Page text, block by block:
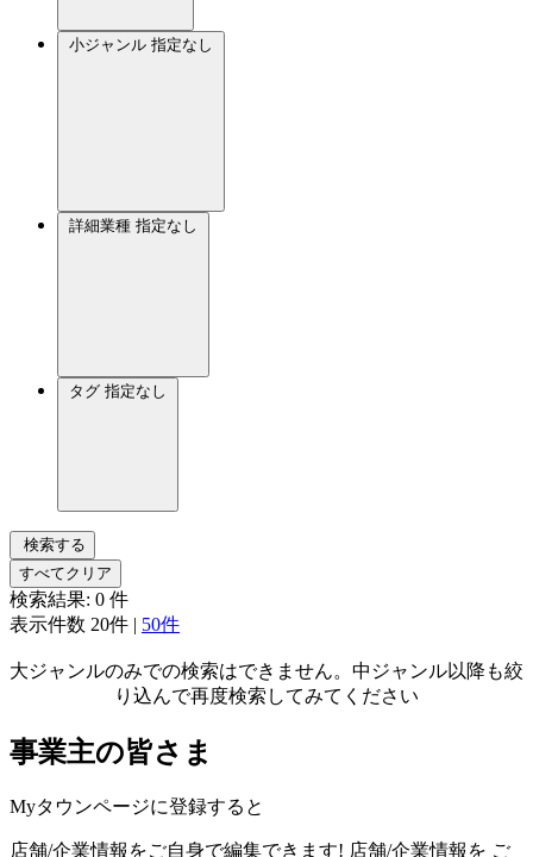
小ジャンル 指定なし
詳細業種 指定なし
タグ 指定なし
検索する
すべてクリア
検索結果: 0 件
表示件数 20件 | 50件
大ジャンルのみでの検索はできません。中ジャンル以降も絞
り込んで再度検索してみてください
事業主の皆さま
Myタウンページに登録すると
店舗/企業情報をご自身で編集できます! 店舗/企業情報を ご